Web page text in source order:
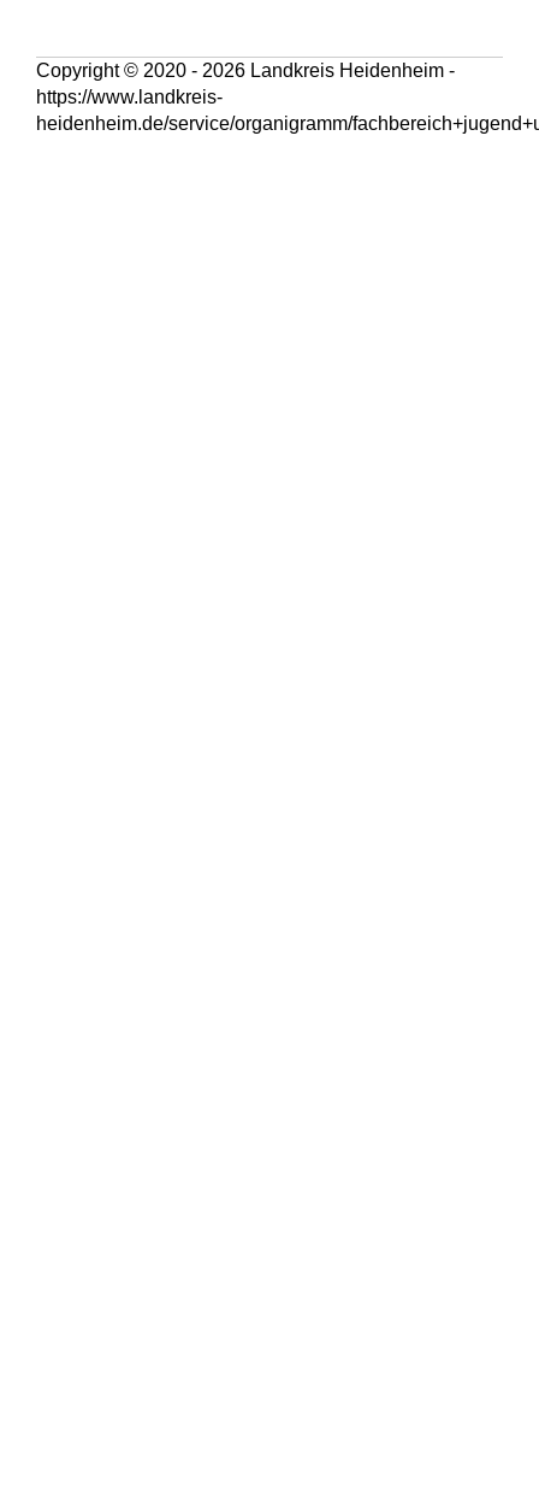
Copyright © 2020 - 2026 Landkreis Heidenheim -
https://www.landkreis-
heidenheim.de/service/organigramm/